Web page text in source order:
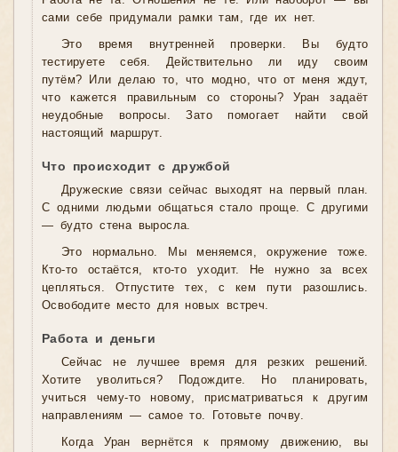
сами себе придумали рамки там, где их нет.
Это время внутренней проверки. Вы будто
тестируете себя. Действительно ли иду своим
путём? Или делаю то, что модно, что от меня ждут,
что кажется правильным со стороны? Уран задаёт
неудобные вопросы. Зато помогает найти свой
настоящий маршрут.
Что происходит с дружбой
Дружеские связи сейчас выходят на первый план.
С одними людьми общаться стало проще. С другими
— будто стена выросла.
Это нормально. Мы меняемся, окружение тоже.
Кто-то остаётся, кто-то уходит. Не нужно за всех
цепляться. Отпустите тех, с кем пути разошлись.
Освободите место для новых встреч.
Работа и деньги
Сейчас не лучшее время для резких решений.
Хотите уволиться? Подождите. Но планировать,
учиться чему-то новому, присматриваться к другим
направлениям — самое то. Готовьте почву.
Когда Уран вернётся к прямому движению, вы